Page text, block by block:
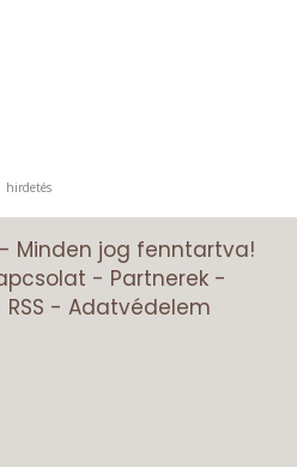
hirdetés
Minden jog fenntartva!
- Partnerek-
RSS - Adatvédelem